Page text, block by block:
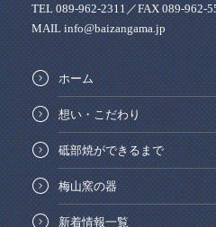
TEL 089-962-2311／FAX 089-962-
MAIL info@baizangama.jp
ホーム
想い・こだわり
砥部焼ができるまで
梅山窯の器
新着情報一覧